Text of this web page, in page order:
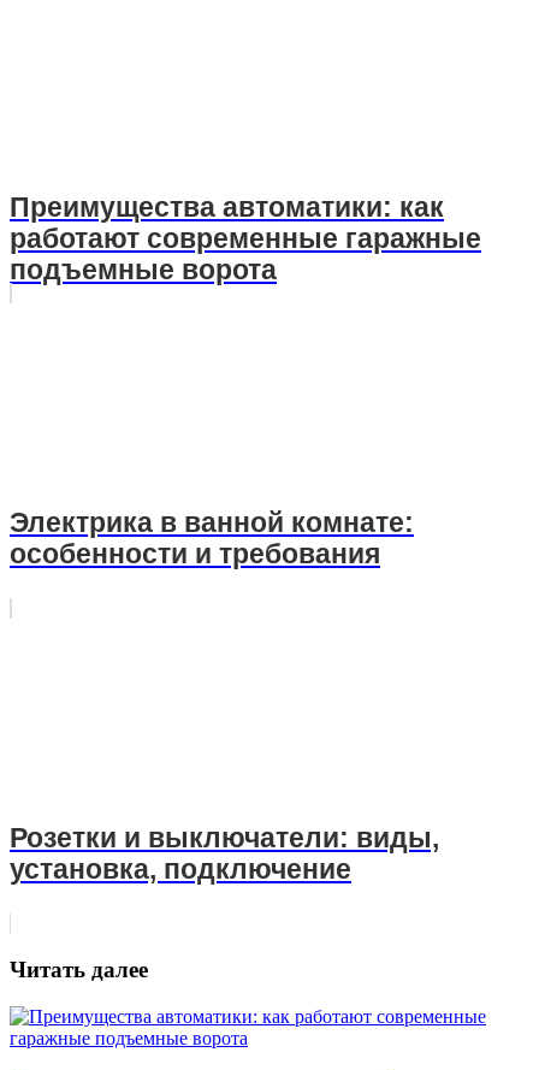
Преимущества автоматики: как
работают современные гаражные
подъемные ворота
Электрика в ванной комнате:
особенности и требования
Розетки и выключатели: виды,
установка, подключение
Читать далее